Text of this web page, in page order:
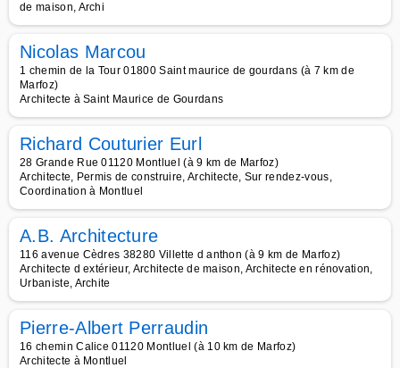
de maison, Archi
Nicolas Marcou
1 chemin de la Tour 01800 Saint maurice de gourdans (à 7 km de
Marfoz)
Architecte à Saint Maurice de Gourdans
Richard Couturier Eurl
28 Grande Rue 01120 Montluel (à 9 km de Marfoz)
Architecte, Permis de construire, Architecte, Sur rendez-vous,
Coordination à Montluel
A.B. Architecture
116 avenue Cèdres 38280 Villette d anthon (à 9 km de Marfoz)
Architecte d extérieur, Architecte de maison, Architecte en rénovation,
Urbaniste, Archite
Pierre-Albert Perraudin
16 chemin Calice 01120 Montluel (à 10 km de Marfoz)
Architecte à Montluel